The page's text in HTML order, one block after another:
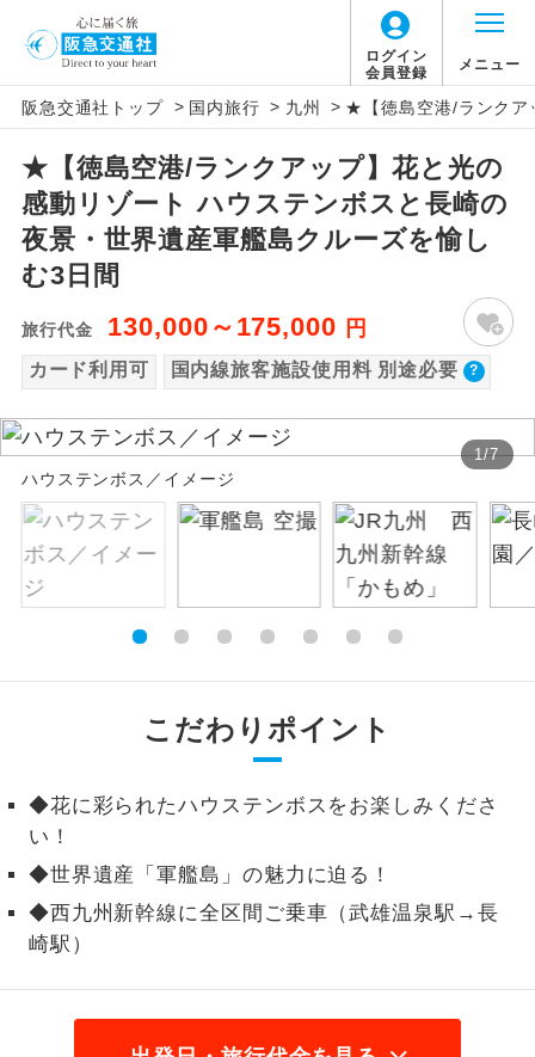
ログイン
会員登録
メニュー
阪急交通社トップ > 国内旅行 > 九州 > ★【徳島空港/ランクア
★【徳島空港/ランクアップ】花と光の
感動リゾート ハウステンボスと長崎の
夜景・世界遺産軍艦島クルーズを愉し
む3日間
旅行代金 130,000～175,000 円
カード利用可 国内線旅客施設使用料 別途必要
1/7
ハウステンボス／イメージ
こだわりポイント
◆花に彩られたハウステンボスをお楽しみくださ
い！
◆世界遺産「軍艦島」の魅力に迫る！
◆西九州新幹線に全区間ご乗車（武雄温泉駅→長
崎駅）
【国内旅客施設使用料について】
旅行代金に国内旅客施設使用料は含まれてお
りません。別途お支払いが必要となります。
福岡空港往復：大人220円、子供220円、幼児
220円
アイコン 説明
添乗員同行
往路出発空港（駅）から復路到着空港
（駅）まで同行します。
現地添乗員同
行
バスガイド乗
務
バスガイドが乗務し、車内での観光案内
があります。
新コース 初登場のコースです。
世界遺産
ユネスコに登録されている文化遺産や自
然遺産を訪ねるコースです。
絶景スポットに立ち寄るコースです。
温泉地にも宿泊するコースです。
す。
全食事付き
事の心配はいりません。（機内食を除
く）
お部屋食
トラベルイヤ